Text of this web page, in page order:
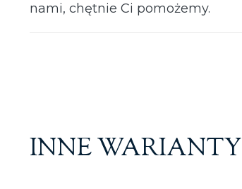
nami, chętnie Ci pomożemy.
INNE WARIANTY